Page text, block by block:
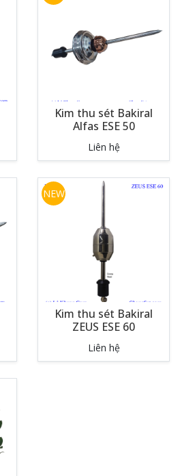
Kim thu sét Bakiral
Alfas ESE 50
Liên hệ
NEW
Kim thu sét Bakiral
ZEUS ESE 60
Liên hệ